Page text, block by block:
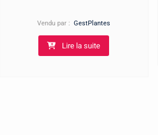
Vendu par :GestPlantes
Lire la suite